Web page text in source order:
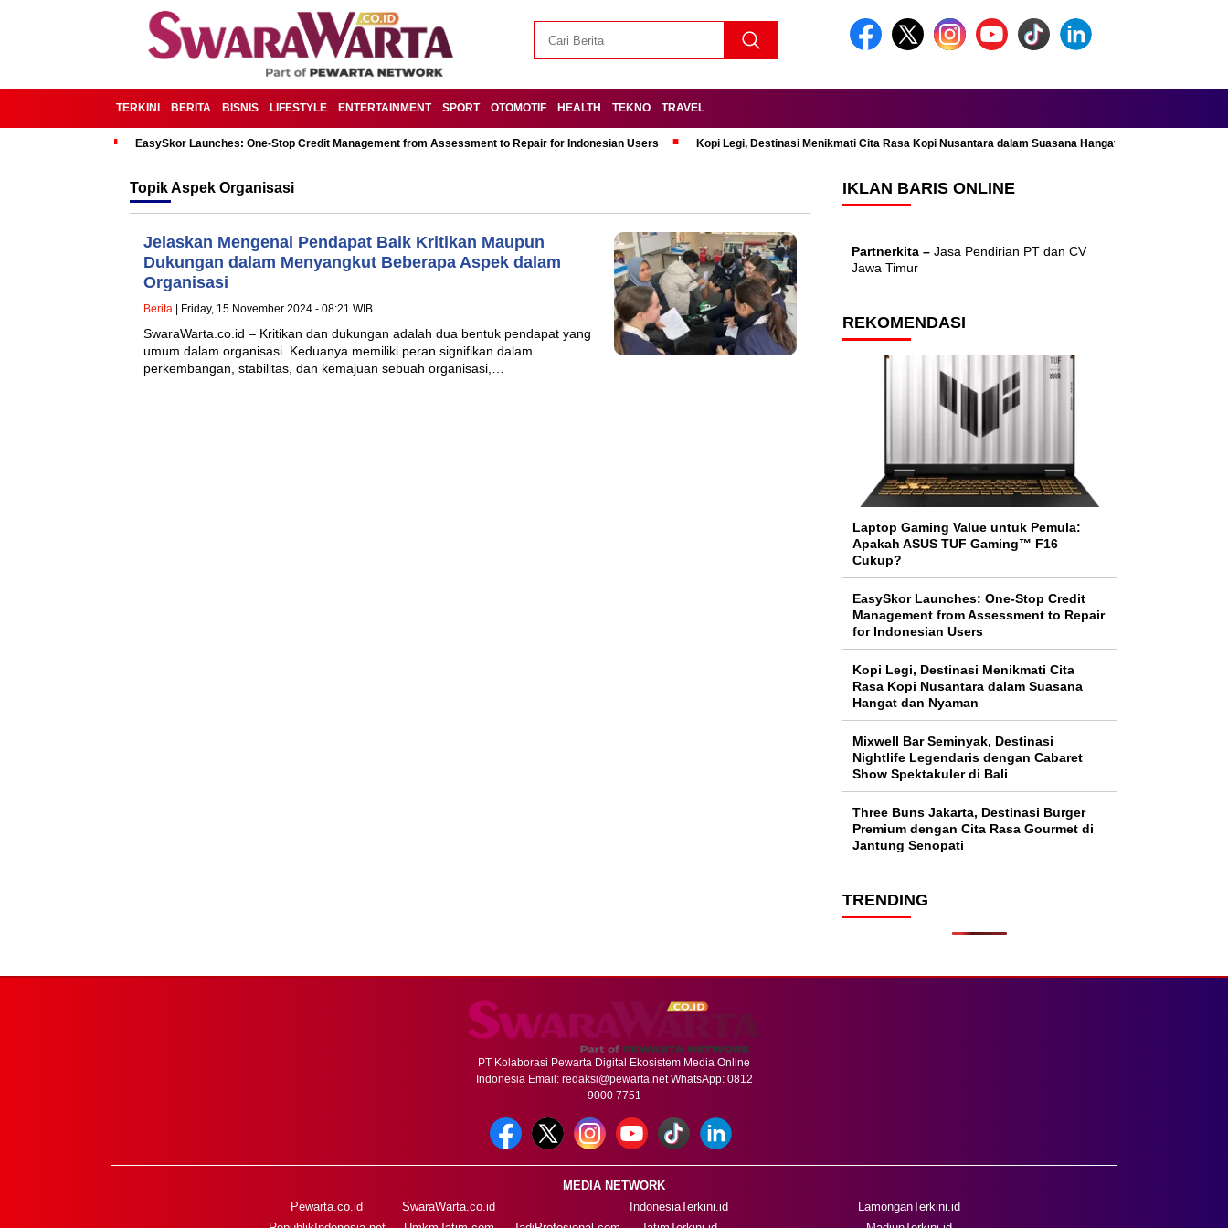
TERKINI BERITA BISNIS LIFESTYLE ENTERTAINMENT SPORT OTOMOTIF HEALTH TEKNO TRAVEL
EasySkor Launches: One-Stop Credit Management from Assessment to Repair for Indonesian Users Kopi Legi, Destinasi Menikmati Cita Rasa Kopi Nusantara dalam Suasana Hangat dan Nyaman
TopikAspek Organisasi
Jelaskan Mengenai Pendapat Baik Kritikan Maupun
Dukungan dalam Menyangkut Beberapa Aspek dalam
Organisasi
Berita | Friday, 15 November 2024 - 08:21 WIB
SwaraWarta.co.id – Kritikan dan dukungan adalah dua bentuk pendapat yang
umum dalam organisasi. Keduanya memiliki peran signifikan dalam
perkembangan, stabilitas, dan kemajuan sebuah organisasi,…
IKLAN BARIS ONLINE
Partnerkita – Jasa Pendirian PT dan CV
Jawa Timur
REKOMENDASI
Laptop Gaming Value untuk Pemula:
Apakah ASUS TUF Gaming™ F16
Cukup?
EasySkor Launches: One-Stop Credit
Management from Assessment to Repair
for Indonesian Users
Kopi Legi, Destinasi Menikmati Cita
Rasa Kopi Nusantara dalam Suasana
Hangat dan Nyaman
Mixwell Bar Seminyak, Destinasi
Nightlife Legendaris dengan Cabaret
Show Spektakuler di Bali
Three Buns Jakarta, Destinasi Burger
Premium dengan Cita Rasa Gourmet di
Jantung Senopati
TRENDING
PT Kolaborasi Pewarta Digital Ekosistem Media Online
Indonesia Email: redaksi@pewarta.netWhatsApp: 0812
9000 7751
MEDIA NETWORK
Pewarta.co.id
SwaraWarta.co.id
IndonesiaTerkini.id
LamonganTerkini.id